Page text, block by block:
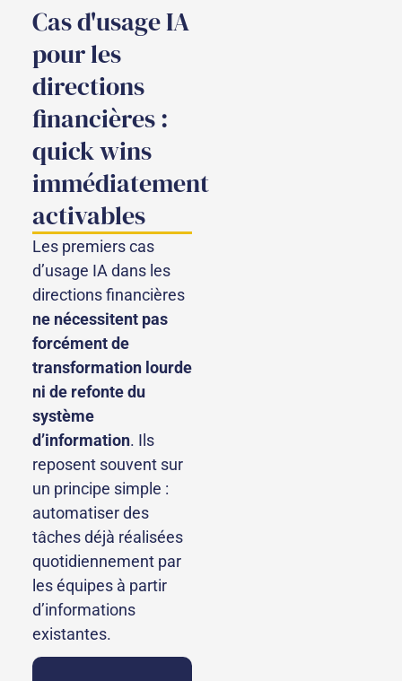
Cas d'usage IA
pour les
directions
financières :
quick wins
immédiatement
activables
Les premiers cas
d’usage IA dans les
directions financières
ne nécessitent pas
forcément de
transformation lourde
ni de refonte du
système
d’information. Ils
reposent souvent sur
un principe simple :
automatiser des
tâches déjà réalisées
quotidiennement par
les équipes à partir
d’informations
existantes.